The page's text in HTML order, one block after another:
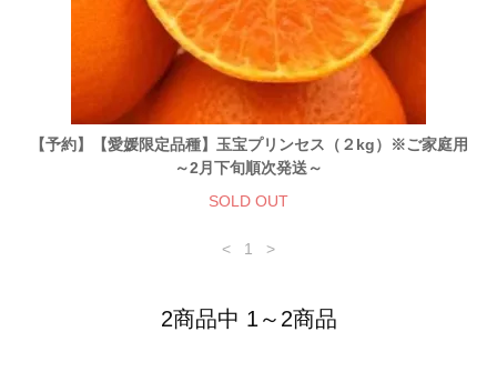
【予約】【愛媛限定品種】玉宝プリンセス（２kg）※ご家庭用
～2月下旬順次発送～
SOLD OUT
< 1 >
2商品中 1～2商品